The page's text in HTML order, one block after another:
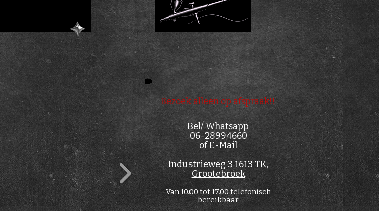
Bezoek alleen op afspraak!!
Bel/ Whatsapp
06-28994660
ofE-Mail
Industrieweg 3 1613 TK,
Grootebroek
Van 10.00 tot 17.00 telefonisch
bereikbaar